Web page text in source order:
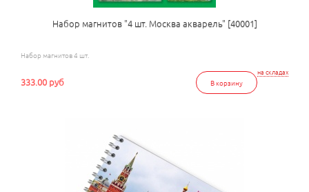
Набор магнитов "4 шт. Москва акварель" [40001]
Набор магнитов 4 шт.
на складах
В корзину
333.00 руб